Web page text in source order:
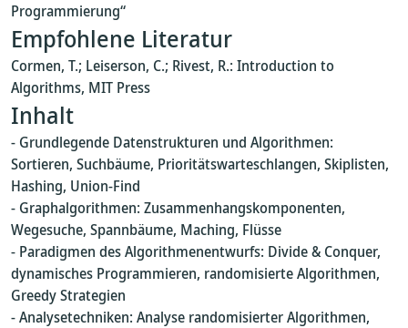
Programmierung“
Empfohlene Literatur
Cormen, T.; Leiserson, C.; Rivest, R.: Introduction to
Algorithms, MIT Press
Inhalt
- Grundlegende Datenstrukturen und Algorithmen:
Sortieren, Suchbäume, Prioritätswarteschlangen, Skiplisten,
Hashing, Union-Find
- Graphalgorithmen: Zusammenhangskomponenten,
Wegesuche, Spannbäume, Maching, Flüsse
- Paradigmen des Algorithmenentwurfs: Divide & Conquer,
dynamisches Programmieren, randomisierte Algorithmen,
Greedy Strategien
- Analysetechniken: Analyse randomisierter Algorithmen,